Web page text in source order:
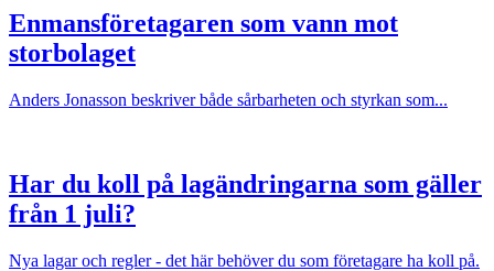
Enmansföretagaren som vann mot
storbolaget
Anders Jonasson beskriver både sårbarheten och styrkan som...
Har du koll på lagändringarna som gäller
från 1 juli?
Nya lagar och regler - det här behöver du som företagare ha koll på.